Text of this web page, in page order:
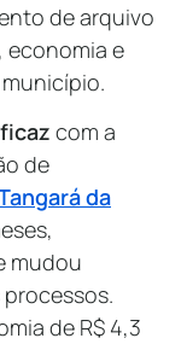
de arquivo
economia e
com a
de
da
mudou
de R$ 4,3